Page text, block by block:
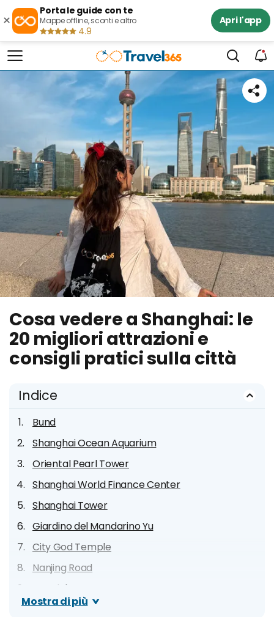
×
Porta le guide con te
Mappe offline, sconti e altro
4.9
Apri l'app
Cosa vedere a Shanghai: le
20 migliori attrazioni e
consigli pratici sulla città
Indice
Bund
Shanghai Ocean Aquarium
Oriental Pearl Tower
Shanghai World Finance Center
Shanghai Tower
Giardino del Mandarino Yu
City God Temple
Nanjing Road
People's Square
Museo delle cere di Madame Tussauds
Mostra di più